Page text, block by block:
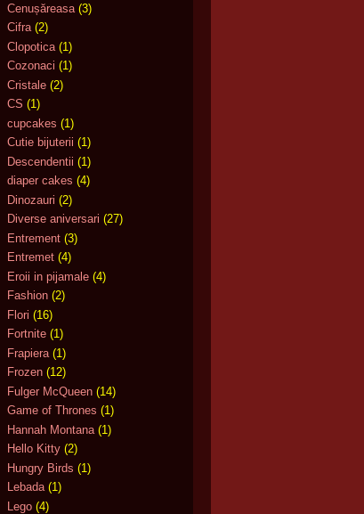
Cenușăreasa (3)
Cifra (2)
Clopotica (1)
Cozonaci (1)
Cristale (2)
CS (1)
cupcakes (1)
Cutie bijuterii (1)
Descendentii (1)
diaper cakes (4)
Dinozauri (2)
Diverse aniversari (27)
Entrement (3)
Entremet (4)
Eroii in pijamale (4)
Fashion (2)
Flori (16)
Fortnite (1)
Frapiera (1)
Frozen (12)
Fulger McQueen (14)
Game of Thrones (1)
Hannah Montana (1)
Hello Kitty (2)
Hungry Birds (1)
Lebada (1)
Lego (4)